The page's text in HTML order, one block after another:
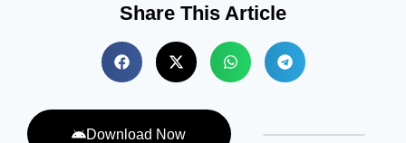
Share This Article
Download Now